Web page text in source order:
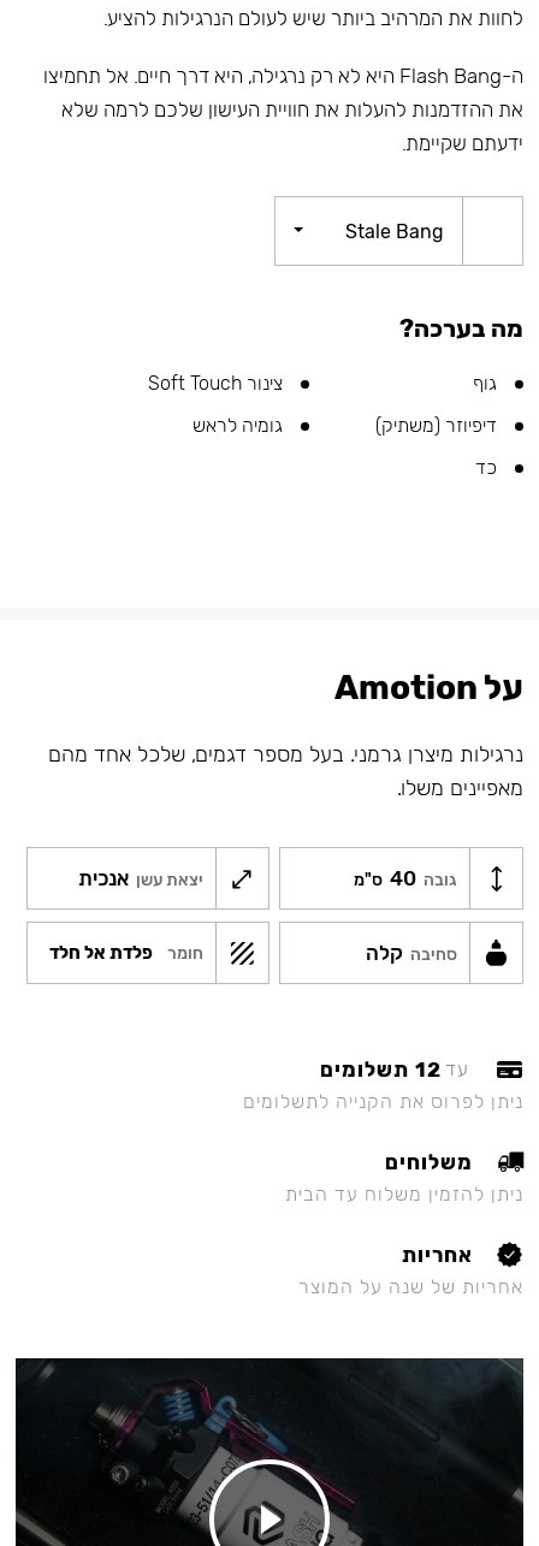
לחוות את המרהיב ביותר שיש לעולם הנרגילות להציע.
ה-Flash Bang היא לא רק נרגילה, היא דרך חיים. אל תחמיצו
את ההזדמנות להעלות את חוויית העישון שלכם לרמה שלא
ידעתם שקיימת.
Stale Bang
מה בערכה?
גוף
צינור Soft Touch
דיפיוזר (משתיק)
גומיה לראש
כד
על Amotion
נרגילות מיצרן גרמני. בעל מספר דגמים, שלכל אחד מהם
מאפיינים משלו.
גובה 40 ס"מ יצאת עשן אנכית
סחיבה קלה חומר פלדת אל חלד
עד 12 תשלומים
ניתן לפרוס את הקנייה לתשלומים
משלוחים
ניתן להזמין משלוח עד הבית
אחריות
אחריות של שנה על המוצר